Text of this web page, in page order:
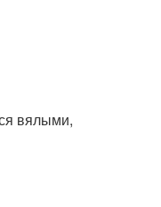
вялыми,